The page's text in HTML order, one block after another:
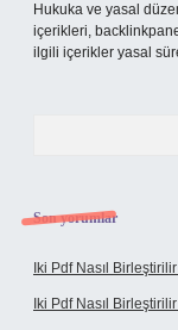
Hukuka ve yasal
içerikleri,
ilgili içerikler yasal
Son yorumlar
Iki Pdf Nasıl
Iki Pdf Nasıl